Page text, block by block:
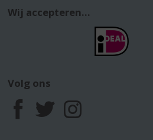
Wij accepteren...
Volg ons
F
T
I